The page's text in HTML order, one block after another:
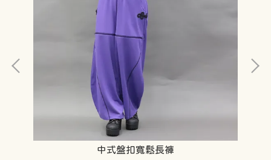
中式盤扣寬鬆長褲